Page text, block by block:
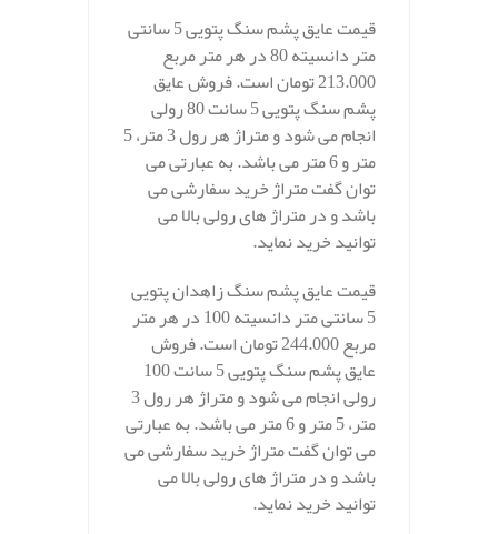
قیمت عایق پشم سنگ پتویی 5 سانتی
متر دانسیته 80 در هر متر مربع
213.000 تومان است. فروش عایق
پشم سنگ پتویی 5 سانت 80 رولی
انجام می شود و متراژ هر رول 3 متر، 5
متر و 6 متر می باشد. به عبارتی می
توان گفت متراژ خرید سفارشی می
باشد و در متراژ های رولی بالا می
توانید خرید نماید.
قیمت عایق پشم سنگ زاهدان پتویی
5 سانتی متر دانسیته 100 در هر متر
مربع 244.000 تومان است. فروش
عایق پشم سنگ پتویی 5 سانت 100
رولی انجام می شود و متراژ هر رول 3
متر، 5 متر و 6 متر می باشد. به عبارتی
می توان گفت متراژ خرید سفارشی می
باشد و در متراژ های رولی بالا می
توانید خرید نماید.